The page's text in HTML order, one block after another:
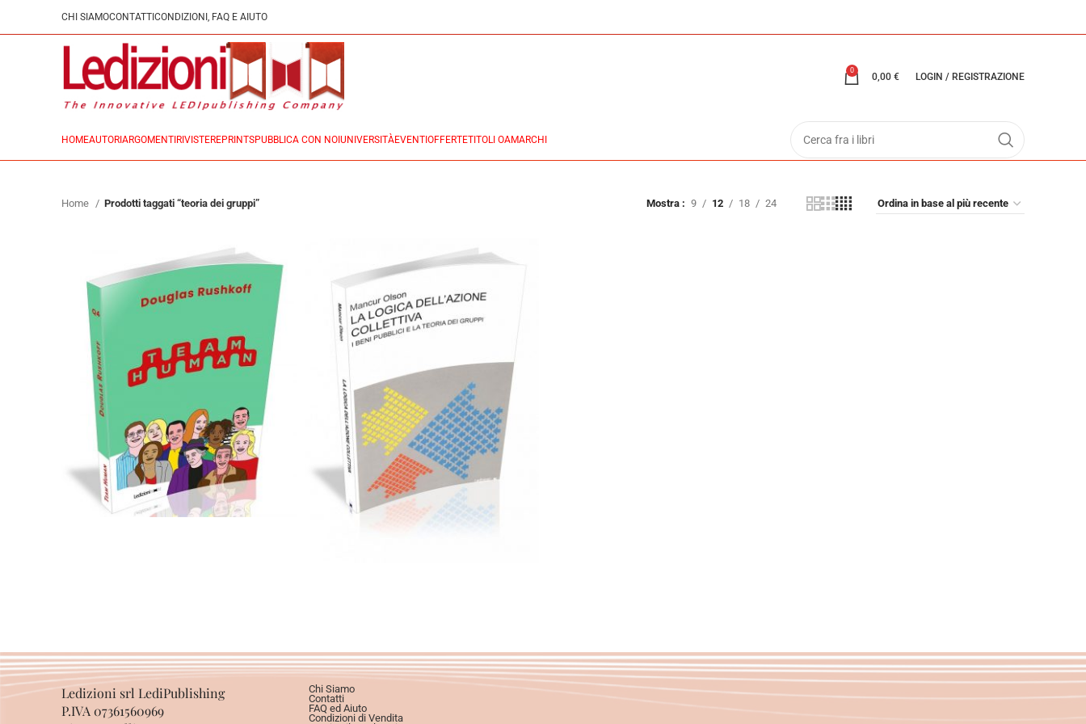
CHI SIAMOCONTATTI CONDIZIONI, FAQ E AIUTO
0
0,00 € LOGIN / REGISTRAZIONE
HOMEAUTORI ARGOMENTI RIVISTEREPRINTSPUBBLICA CON NOI UNIVERSITÀEVENTI OFFERTETITOLI OAMARCHI
Home Prodotti taggati “teoria dei gruppi” Mostra 9 12 18 24
CartaceoeBook in ePub
4,99
Scegli 14,00€
Aggiungi al carrello
Ledizioni srl LediPublishing
P.IVA 07361560969
Chi Siamo
Contatti
FAQ ed Aiuto
Condizioni di Vendita